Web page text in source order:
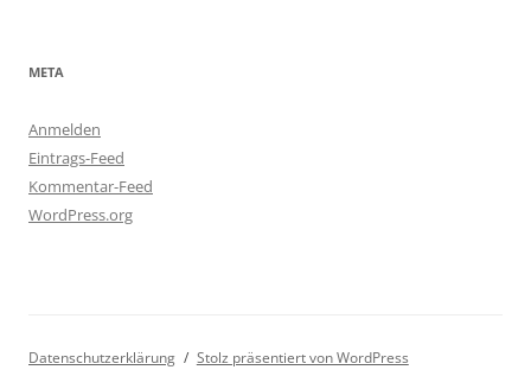
META
Anmelden
Eintrags-Feed
Kommentar-Feed
WordPress.org
Datenschutzerklärung Stolz präsentiert von WordPress